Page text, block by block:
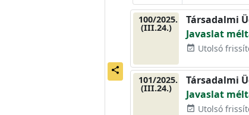
share
100/2025.
(III.24.)
Társadalmi
Javaslat
event_available Utolsó
101/2025.
(III.24.)
Társadalmi
Javaslat
event_available Utolsó